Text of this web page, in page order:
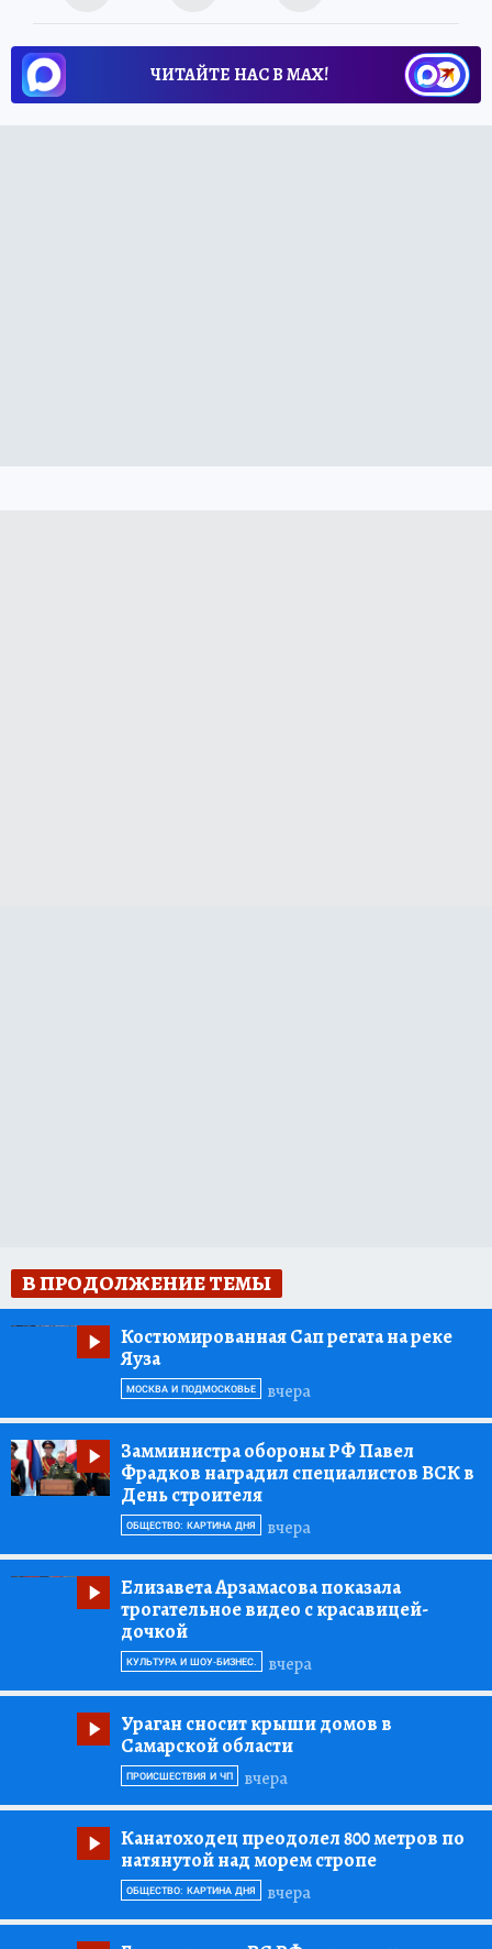
ЧИТАЙТЕ НАС В МАХ!
В ПРОДОЛЖЕНИЕ ТЕМЫ
Костюмированная Сап регата на реке
Яуза
вчера
МОСКВА И ПОДМОСКОВЬЕ
Замминистра обороны РФ Павел
Фрадков наградил специалистов ВСК в
День строителя
вчера
ОБЩЕСТВО: КАРТИНА ДНЯ
Елизавета Арзамасова показала
трогательное видео с красавицей-
дочкой
вчера
КУЛЬТУРА И ШОУ-БИЗНЕС.
Ураган сносит крыши домов в
Самарской области
вчера
ПРОИСШЕСТВИЯ И ЧП
Канатоходец преодолел 800 метров по
натянутой над морем стропе
вчера
ОБЩЕСТВО: КАРТИНА ДНЯ